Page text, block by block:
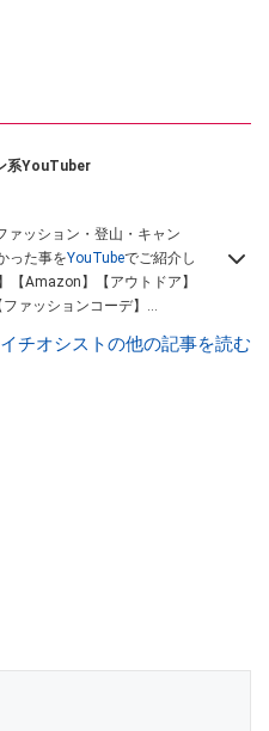
系YouTuber
ァッション・登山・キャン
った事をYouTubeでご紹介し
【Amazon】【アウトドア】
ァッションコーデ】
チオシストの他の記事を読む